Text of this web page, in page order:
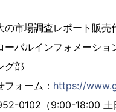
の市場調査レポート販売
ーバルインフォメーショ
グ部
ォーム： https://
0102（9:00-18:00 土